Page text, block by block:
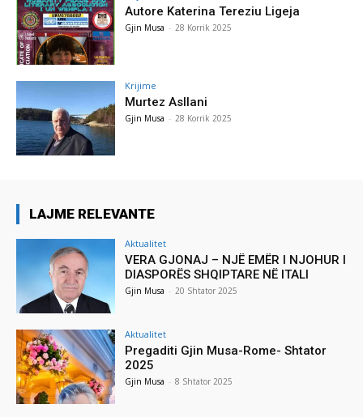
Autore Katerina Tereziu Ligeja
Gjin Musa - 28 Korrik 2025
Krijime
Murtez Asllani
Gjin Musa - 28 Korrik 2025
LAJME RELEVANTE
Aktualitet
VERA GJONAJ – NJË EMËR I NJOHUR I
DIASPORËS SHQIPTARE NË ITALI
Gjin Musa - 20 Shtator 2025
Aktualitet
Pregaditi Gjin Musa-Rome- Shtator
2025
Gjin Musa - 8 Shtator 2025